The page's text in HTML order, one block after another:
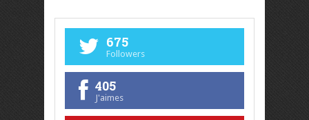
675
Followers
405
J'aimes